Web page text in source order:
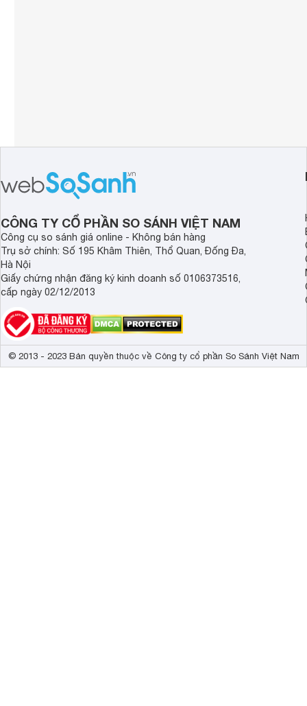
CÔNG TY CỔ PHẦN SO SÁNH VIỆT NAM
Công cụ so sánh giá online - Không bán hàng
Trụ sở chính: Số 195 Khâm Thiên, Thổ Quan, Đống Đa,
Hà Nội
Giấy chứng nhận đăng ký kinh doanh số 0106373516,
cấp ngày 02/12/2013
© 2013 - 2023 Bản quyền thuộc về Công ty cổ phần So Sánh Việt Nam